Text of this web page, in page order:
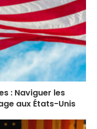
: Naviguer les
aux États-Unis